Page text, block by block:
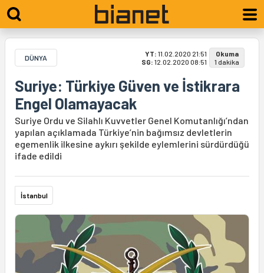
DÜNYA YT: 11.02.2020 21:51
SG: 12.02.2020 08:51
Okuma
1 dakika
Suriye: Türkiye Güven ve İstikrara
Engel Olamayacak
Suriye Ordu ve Silahlı Kuvvetler Genel Komutanlığı’ndan
yapılan açıklamada Türkiye’nin bağımsız devletlerin
egemenlik ilkesine aykırı şekilde eylemlerini sürdürdüğü
ifade edildi
İstanbul